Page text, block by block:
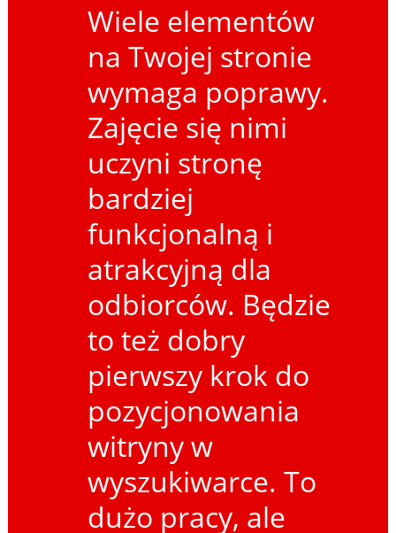
Wiele elementów
na Twojej stronie
wymaga poprawy.
Zajęcie się nimi
uczyni stronę
bardziej
funkcjonalną i
atrakcyjną dla
odbiorców. Będzie
to też dobry
pierwszy krok do
pozycjonowania
witryny w
wyszukiwarce. To
dużo pracy, ale